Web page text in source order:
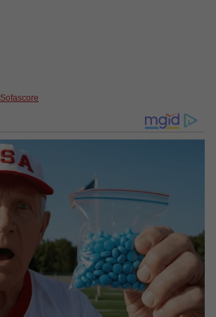
Sofascore